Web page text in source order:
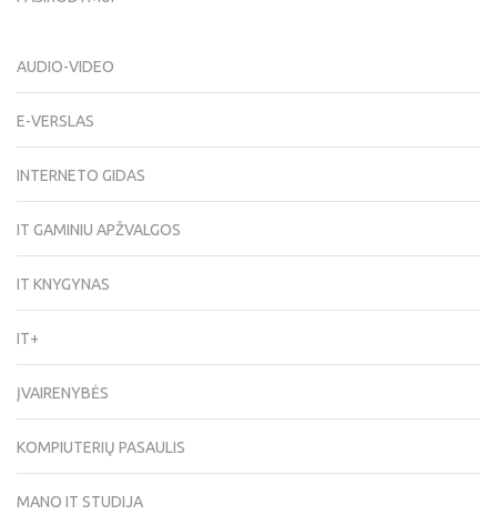
AUDIO-VIDEO
E-VERSLAS
INTERNETO GIDAS
IT GAMINIU APŽVALGOS
IT KNYGYNAS
IT+
ĮVAIRENYBĖS
KOMPIUTERIŲ PASAULIS
MANO IT STUDIJA